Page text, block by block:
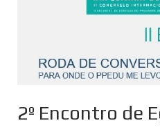
2º Encontro de